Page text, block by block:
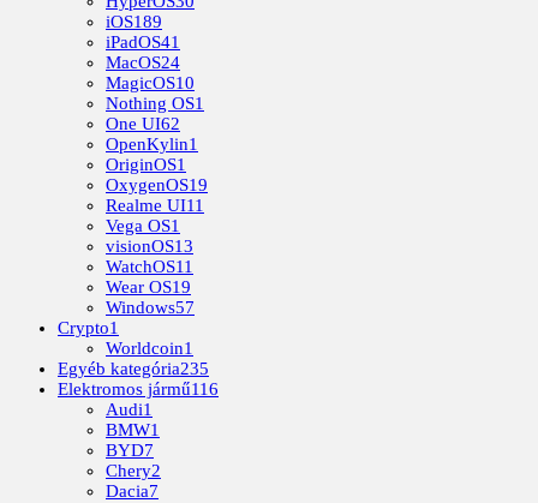
iOS189
iPadOS41
MacOS24
MagicOS10
Nothing OS1
One UI62
OpenKylin1
OriginOS1
OxygenOS19
Realme UI11
Vega OS1
visionOS13
WatchOS11
Wear OS19
Windows57
Crypto1
Worldcoin1
Egyéb kategória235
Elektromos jármű116
Audi1
BMW1
BYD7
Chery2
Dacia7